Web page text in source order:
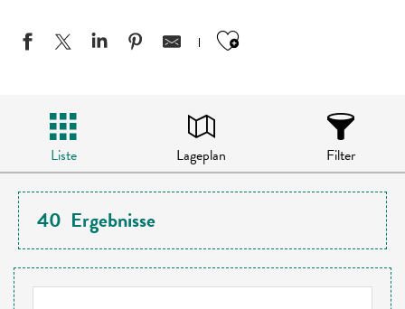
Ajouter aux
Liste Lageplan Filter
40 Ergebnisse